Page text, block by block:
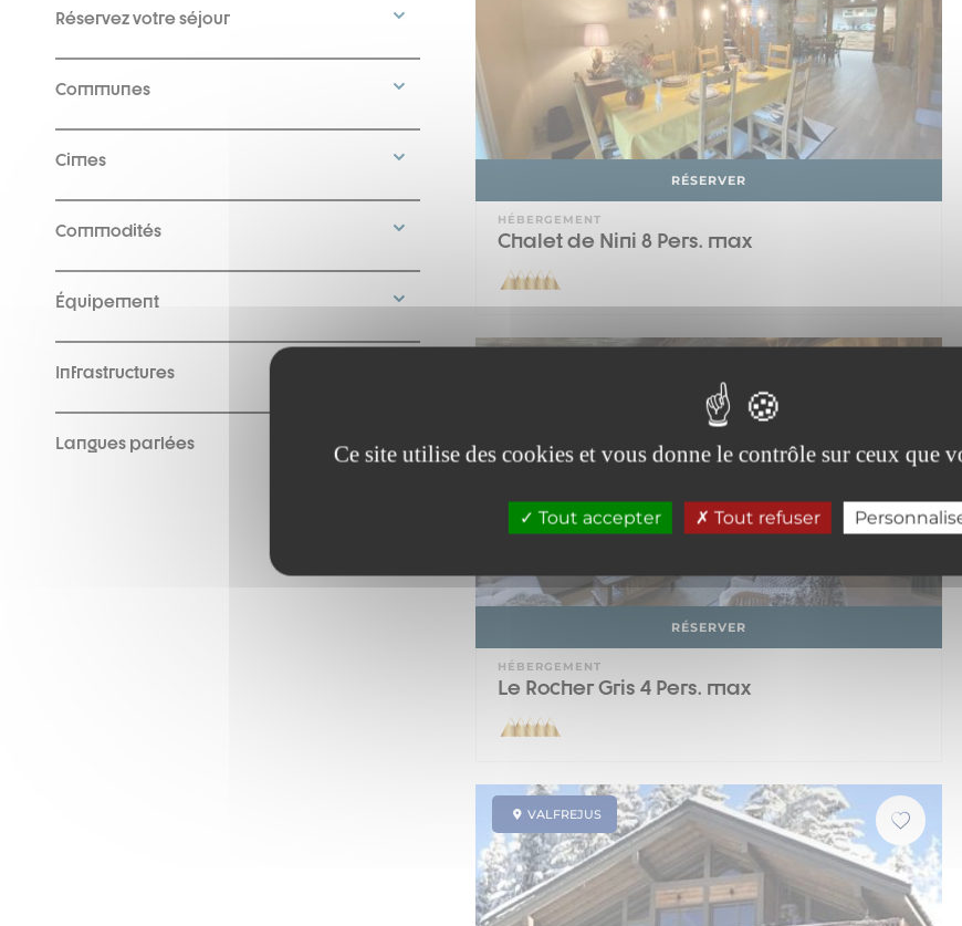
Ce site utilise des cookies et vous donne le contrôle sur ceux que
Tout accepter Tout refuser
Réservez votre séjour
Communes
Cimes
Commodités
Équipement
Infrastructures
Langues parlées
RÉSERVER
HÉBERGEMENT
Chalet de Nini 8 Pers. max
RÉSERVER
HÉBERGEMENT
Le Rocher Gris 4 Pers. max
VALFREJUS